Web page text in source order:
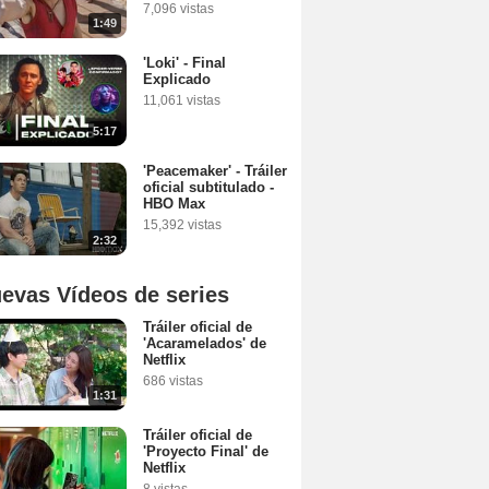
1:49
7,096 vistas
5:17
'Loki' - Final
Explicado
11,061 vistas
2:32
'Peacemaker' - Tráiler
oficial subtitulado -
HBO Max
15,392 vistas
Vídeos de series
1:31
Tráiler oficial de
'Acaramelados' de
Netflix
686 vistas
Tráiler oficial de
'Proyecto Final' de
Netflix